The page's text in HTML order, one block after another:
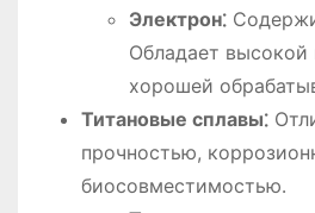
Электрон⁚
Обладает
хорошей
Титановые сплавы⁚
прочностью,
биосовместимостью․